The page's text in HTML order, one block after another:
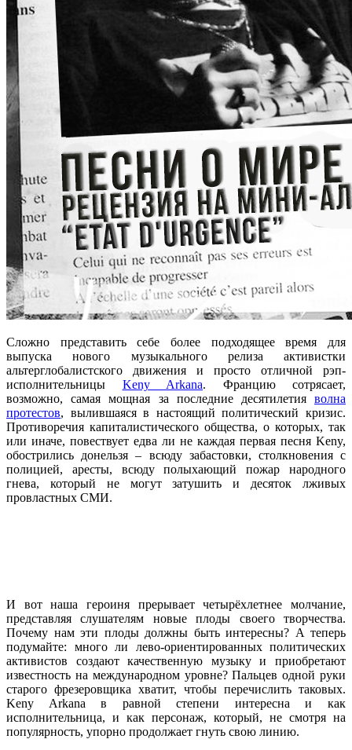
Сложно представить себе более подходящее время для
выпуска нового музыкального релиза активистки
альтерглобалистского движения и просто отличной рэп-
исполнительницы Keny Arkana. Францию сотрясает,
возможно, самая мощная за последние десятилетия волна
протестов, вылившаяся в настоящий политический кризис.
Противоречия капиталистического общества, о которых, так
или иначе, повествует едва ли не каждая первая песня Keny,
обострились донельзя – всюду забастовки, столкновения с
полицией, аресты, всюду полыхающий пожар народного
гнева, который не могут затушить и десяток лживых
провластных СМИ.
И вот наша героиня прерывает четырёхлетнее молчание,
представляя слушателям новые плоды своего творчества.
Почему нам эти плоды должны быть интересны? А теперь
подумайте: много ли лево-ориентированных политических
активистов создают качественную музыку и приобретают
известность на международном уровне? Пальцев одной руки
старого фрезеровщика хватит, чтобы перечислить таковых.
Keny Arkana в равной степени интересна и как
исполнительница, и как персонаж, который, не смотря на
популярность, упорно продолжает гнуть свою линию.